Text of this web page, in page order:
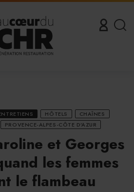
HÔTELS
CHAÎNES
PROVENCE-ALPES-CÔTE D'AZUR
et Georges
les femmes
le flambeau